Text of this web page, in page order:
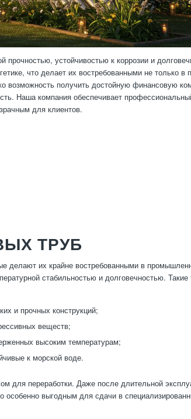
устойчивостью к коррозии и
что делает их востребованными не только в
возможность получить достойную финансовую
Наша компания обеспечивает
для клиентов.
ТРУБ
делают их крайне востребованными в
стабильностью и долговечностью.
и прочных конструкций;
веществ;
высоким температурам;
к морской воде.
для переработки. Даже после длительной
особенно выгодным для сдачи в